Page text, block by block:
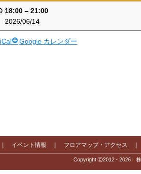
18:00 – 21:00
2026/06/14
iCal Google カレンダー
イベント情報 フロアマップ・アクセス
Copyright Ⓒ2012 - 2026 株